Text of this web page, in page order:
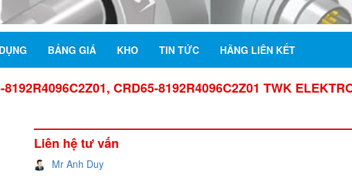
BẢNG GIÁ KHO TIN TỨC HÃNG LIÊN KẾT
CRD65-8192R4096C2Z01 TWK
Liên hệ tư vấn
Mr Anh Duy